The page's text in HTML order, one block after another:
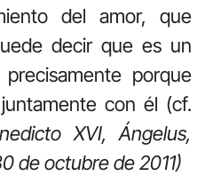
del amor, que
decir que es un
porque
con él (cf.
XVI, Ángelus,
de octubre de 2011)